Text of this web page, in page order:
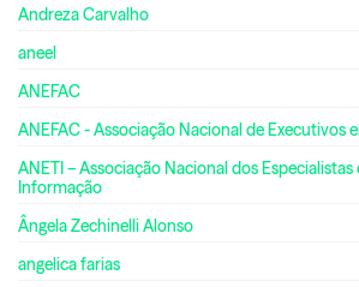
Andreza Carvalho
aneel
ANEFAC
ANEFAC - Associação Nacional de Executivos
ANETI – Associação Nacional dos Especialistas
Informação
Ângela Zechinelli Alonso
angelica farias